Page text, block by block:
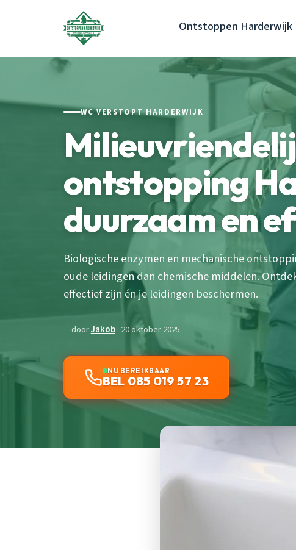
Ontstoppen Harderwijk
WC VERSTOPT HARDERWIJK
ontstopping
duurzaam en
Biologische enzymen en mechanische
oude leidingen dan chemische middelen.
effectief zijn én je leidingen beschermen.
doorJakob· 20 oktober 2025
NU BEREIKBAAR
BEL 085 019 57 23